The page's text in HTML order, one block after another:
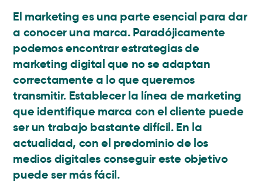
El marketing es una parte esencial para dar
a conocer una marca. Paradójicamente
podemos encontrar estrategias de
marketing digital que no se adaptan
correctamente a lo que queremos
transmitir. Establecer la línea de marketing
que identifique marca con el cliente puede
ser un trabajo bastante difícil. En la
actualidad, con el predominio de los
medios digitales conseguir este objetivo
puede ser más fácil.